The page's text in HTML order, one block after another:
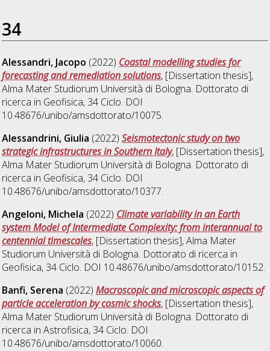
34
Alessandri, Jacopo (2022) Coastal modelling studies for
forecasting and remediation solutions, [Dissertation thesis],
Alma Mater Studiorum Università di Bologna. Dottorato di
ricerca in Geofisica, 34 Ciclo. DOI
10.48676/unibo/amsdottorato/10075.
Alessandrini, Giulia (2022)Seismotectonic study on two
strategic infrastructures in Southern Italy, [Dissertation thesis],
Alma Mater Studiorum Università di Bologna. Dottorato di
ricerca in Geofisica, 34 Ciclo. DOI
10.48676/unibo/amsdottorato/10377.
Angeloni, Michela (2022) Climate variability in an Earth
system Model of Intermediate Complexity: from interannual to
centennial timescales, [Dissertation thesis], Alma Mater
Studiorum Università di Bologna. Dottorato di ricerca in
Geofisica, 34 Ciclo. DOI 10.48676/unibo/amsdottorato/10152.
Banfi, Serena (2022)Macroscopic and microscopic aspects of
particle acceleration by cosmic shocks, [Dissertation thesis],
Alma Mater Studiorum Università di Bologna. Dottorato di
ricerca inAstrofisica, 34 Ciclo. DOI
10.48676/unibo/amsdottorato/10060.